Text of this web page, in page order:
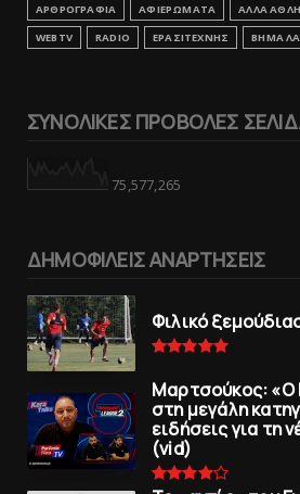
ΑΡΘΡΟΓΡΑΦΙΑ
ΑΦΙΕΡΩΜΑΤΑ ΑΛΛΑ
WEBTV
RADIO ΕΡΑΣΙΤΕΧΝΗΣ ΒΗΜΑ
ΣΥΝΟΛΙΚΕΣ ΠΡΟΒΟΛΕΣ
75,577,265
ΔΗΜΟΦΙΛΕΙΣ ΑΝΑΡΤΗΣΕΙΣ
Φιλικό
Μαρτσούκος: «Ο
στη μεγάλη
ειδήσεις για τη
(vid)